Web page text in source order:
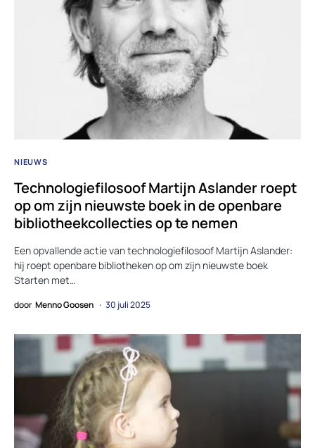
NIEUWS
Technologiefilosoof Martijn Aslander roept
op om zijn nieuwste boek in de openbare
bibliotheekcollecties op te nemen
Een opvallende actie van technologiefilosoof Martijn Aslander:
hij roept openbare bibliotheken op om zijn nieuwste boek
Starten met…
door Menno Goosen 30 juli 2025